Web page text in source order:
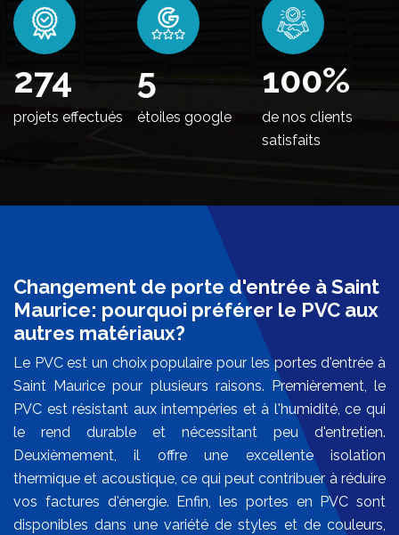
332
projets effectués
5
étoiles google
100%
de nos clients
satisfaits
Changement de porte d'entrée à Saint
Maurice: pourquoi préférer le PVC aux
autres matériaux?
Le PVC est un choix populaire pour les portes d'entrée à
Saint Maurice pour plusieurs raisons. Premièrement, le
PVC est résistant aux intempéries et à l'humidité, ce qui
le rend durable et nécessitant peu d'entretien.
Deuxièmement, il offre une excellente isolation
thermique et acoustique, ce qui peut contribuer à réduire
vos factures d'énergie. Enfin, les portes en PVC sont
disponibles dans une variété de styles et de couleurs,